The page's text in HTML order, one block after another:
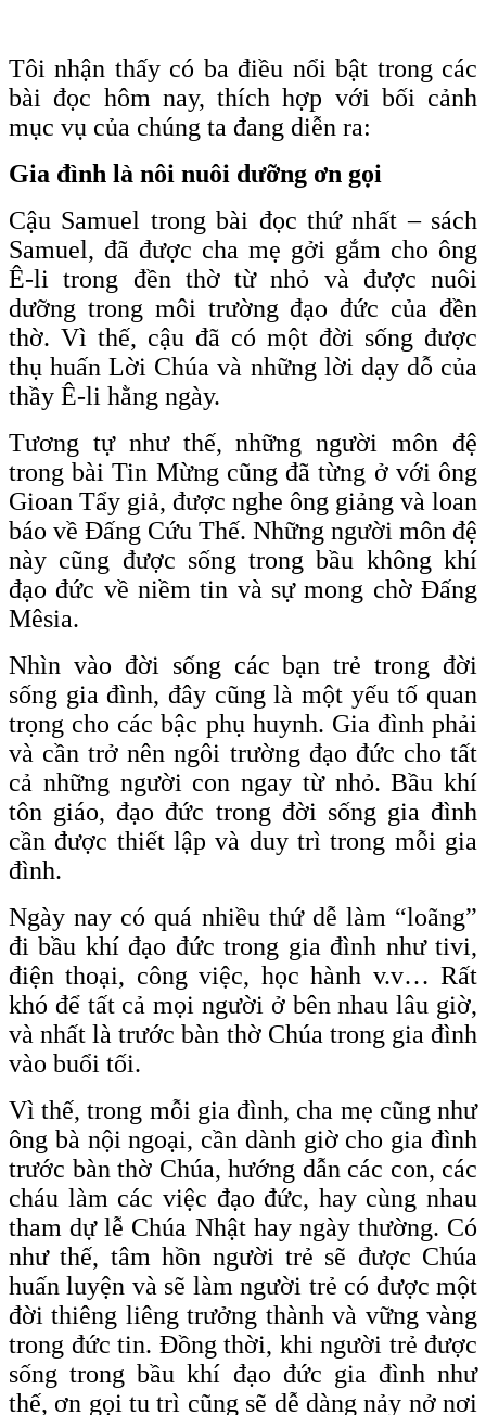
Tôi nhận thấy có ba điều nổi bật trong các
bài đọc hôm nay, thích hợp với bối cảnh
mục vụ của chúng ta đang diễn ra:
Gia đình là nôi nuôi dưỡng ơn gọi
Cậu Samuel trong bài đọc thứ nhất – sách
Samuel, đã được cha mẹ gởi gắm cho ông
Ê-li trong đền thờ từ nhỏ và được nuôi
dưỡng trong môi trường đạo đức của đền
thờ. Vì thế, cậu đã có một đời sống được
thụ huấn Lời Chúa và những lời dạy dỗ của
thầy Ê-li hằng ngày.
Tương tự như thế, những người môn đệ
trong bài Tin Mừng cũng đã từng ở với ông
Gioan Tẩy giả, được nghe ông giảng và loan
báo về Đấng Cứu Thế. Những người môn đệ
này cũng được sống trong bầu không khí
đạo đức về niềm tin và sự mong chờ Đấng
Mêsia.
Nhìn vào đời sống các bạn trẻ trong đời
sống gia đình, đây cũng là một yếu tố quan
trọng cho các bậc phụ huynh. Gia đình phải
và cần trở nên ngôi trường đạo đức cho tất
cả những người con ngay từ nhỏ. Bầu khí
tôn giáo, đạo đức trong đời sống gia đình
cần được thiết lập và duy trì trong mỗi gia
đình.
Ngày nay có quá nhiều thứ dễ làm “loãng”
đi bầu khí đạo đức trong gia đình như tivi,
điện thoại, công việc, học hành v.v… Rất
khó để tất cả mọi người ở bên nhau lâu giờ,
và nhất là trước bàn thờ Chúa trong gia đình
vào buổi tối.
Vì thế, trong mỗi gia đình, cha mẹ cũng như
ông bà nội ngoại, cần dành giờ cho gia đình
trước bàn thờ Chúa, hướng dẫn các con, các
cháu làm các việc đạo đức, hay cùng nhau
tham dự lễ Chúa Nhật hay ngày thường. Có
như thế, tâm hồn người trẻ sẽ được Chúa
huấn luyện và sẽ làm người trẻ có được một
đời thiêng liêng trưởng thành và vững vàng
trong đức tin. Đồng thời, khi người trẻ được
sống trong bầu khí đạo đức gia đình như
thế, ơn gọi tu trì cũng sẽ dễ dàng nảy nở nơi